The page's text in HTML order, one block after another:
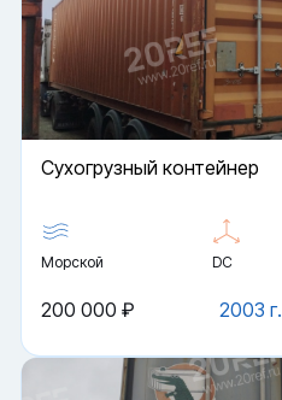
Cухогрузный контейнер
Морской DC
2003 г.
200 000 ₽